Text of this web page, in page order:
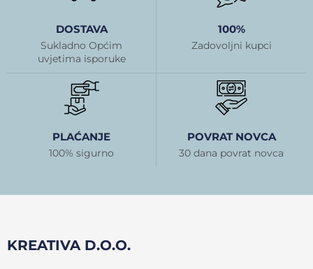
DOSTAVA
Sukladno Općim
uvjetima isporuke
100%
Zadovoljni kupci
PLAĆANJE
100% sigurno
POVRAT NOVCA
30 dana povrat novca
KREATIVA D.O.O.